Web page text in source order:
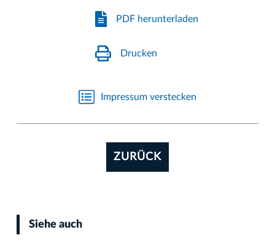
PDF herunterladen
Drucken
Impressum verstecken
ZURÜCK
Siehe auch